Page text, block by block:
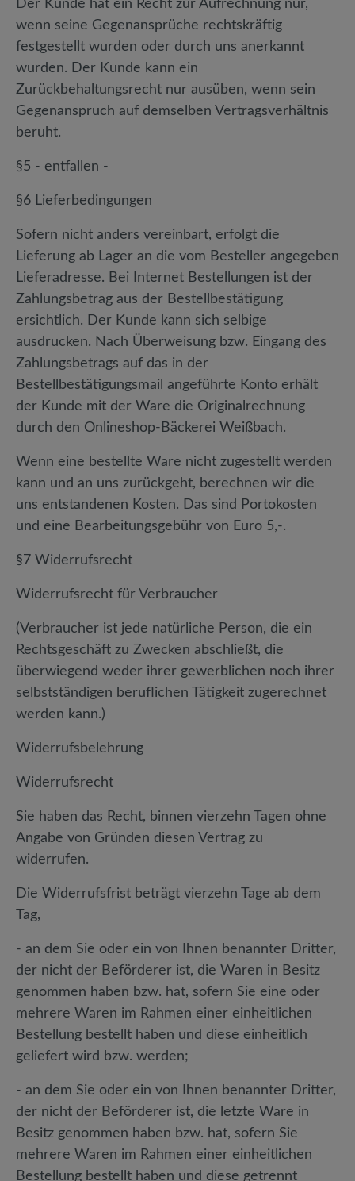
Der Kunde hat ein Recht zur Aufrechnung nur,
wenn seine Gegenansprüche rechtskräftig
festgestellt wurden oder durch uns anerkannt
wurden. Der Kunde kann ein
Zurückbehaltungsrecht nur ausüben, wenn sein
Gegenanspruch auf demselben Vertragsverhältnis
beruht.
§5 - entfallen -
§6 Lieferbedingungen
Sofern nicht anders vereinbart, erfolgt die
Lieferung ab Lager an die vom Besteller angegeben
Lieferadresse. Bei Internet Bestellungen ist der
Zahlungsbetrag aus der Bestellbestätigung
ersichtlich. Der Kunde kann sich selbige
ausdrucken. Nach Überweisung bzw. Eingang des
Zahlungsbetrags auf das in der
Bestellbestätigungsmail angeführte Konto erhält
der Kunde mit der Ware die Originalrechnung
durch den Onlineshop-Bäckerei Weißbach.
Wenn eine bestellte Ware nicht zugestellt werden
kann und an uns zurückgeht, berechnen wir die
uns entstandenen Kosten. Das sind Portokosten
und eine Bearbeitungsgebühr von Euro 5,-.
§7 Widerrufsrecht
Widerrufsrecht für Verbraucher
(Verbraucher ist jede natürliche Person, die ein
Rechtsgeschäft zu Zwecken abschließt, die
überwiegend weder ihrer gewerblichen noch ihrer
selbstständigen beruflichen Tätigkeit zugerechnet
werden kann.)
Widerrufsbelehrung
Widerrufsrecht
Sie haben das Recht, binnen vierzehn Tagen ohne
Angabe von Gründen diesen Vertrag zu
widerrufen.
Die Widerrufsfrist beträgt vierzehn Tage ab dem
Tag,
- an dem Sie oder ein von Ihnen benannter Dritter,
der nicht der Beförderer ist, die Waren in Besitz
genommen haben bzw. hat, sofern Sie eine oder
mehrere Waren im Rahmen einer einheitlichen
Bestellung bestellt haben und diese einheitlich
geliefert wird bzw. werden;
- an dem Sie oder ein von Ihnen benannter Dritter,
der nicht der Beförderer ist, die letzte Ware in
Besitz genommen haben bzw. hat, sofern Sie
mehrere Waren im Rahmen einer einheitlichen
Bestellung bestellt haben und diese getrennt